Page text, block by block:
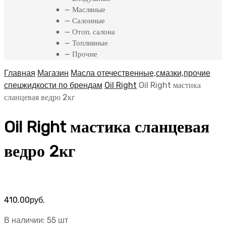
— Масляные
— Салонные
— Отоп. салона
— Топливные
— Прочие
Главная Магазин Масла отечественные,смазки,прочие
спецжидкости по брендам Oil Right Oil Right мастика
сланцевая ведро 2кг
Oil Right мастика сланцевая
ведро 2кг
410.00руб.
В наличии: 55 шт